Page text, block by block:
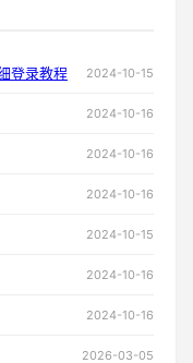
登录教程 2024-10-15
2024-10-16
2024-10-16
2024-10-16
2024-10-15
2024-10-16
2024-10-16
2026-03-05